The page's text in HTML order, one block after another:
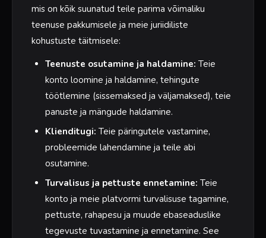
mis on kõik suunatud teile parima võimaliku
teenuse pakkumisele ja meie juriidiliste
kohustuste täitmisele:
Teenuste osutamine ja haldamine: Teie
konto loomine ja haldamine, tehingute
töötlemine (sissemaksed ja väljamaksed), teie
panuste ja mängude haldamine.
Klienditugi: Teie päringutele vastamine,
probleemide lahendamine ja teile abi
osutamine.
Turvalisus ja pettuste ennetamine: Teie
konto ja meie platvormi turvalisuse tagamine,
pettuste, rahapesu ja muude ebaseaduslike
tegevuste tuvastamine ja ennetamine. See